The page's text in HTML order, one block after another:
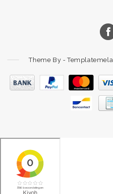
Theme By -Templatemela